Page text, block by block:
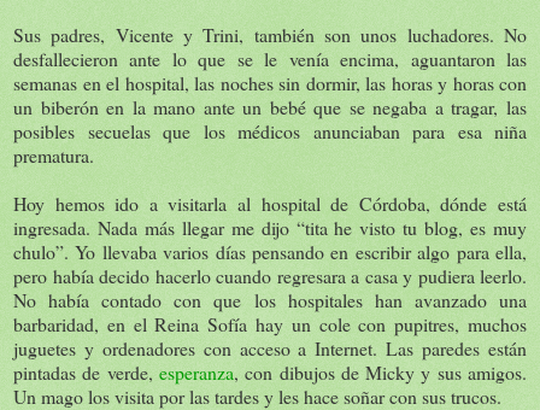
Sus padres, Vicente y Trini, también son unos luchadores. No
desfallecieron ante lo que se le venía encima, aguantaron las
semanas en el hospital, las noches sin dormir, las horas y horas con
un biberón en la mano ante un bebé que se negaba a tragar, las
posibles secuelas que los médicos anunciaban para esa niña
prematura.
Hoy hemos ido a visitarla al hospital de Córdoba, dónde está
ingresada. Nada más llegar me dijo “tita he visto tu blog, es muy
chulo”. Yo llevaba varios días pensando en escribir algo para ella,
pero había decido hacerlo cuando regresara a casa y pudiera leerlo.
No había contado con que los hospitales han avanzado una
barbaridad, en el Reina Sofía hay un cole con pupitres, muchos
juguetes y ordenadores con acceso a Internet. Las paredes están
pintadas de verde, esperanza, con dibujos de Micky y sus amigos.
Un mago los visita por las tardes y les hace soñar con sus trucos.